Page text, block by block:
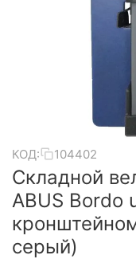
КОД: 104402
Складной
ABUS Bordo
серый)